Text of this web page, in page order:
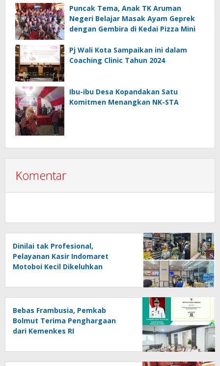
Puncak Tema, Anak TK Aruman
Negeri Belajar Masak Ayam Geprek
dengan Gembira di Kedai Pizza Mini
Pj Wali Kota Sampaikan ini dalam
Coaching Clinic Tahun 2024
Ibu-ibu Desa Kopandakan Satu
Komitmen Menangkan NK-STA
Komentar
Dinilai tak Profesional,
Pelayanan Kasir Indomaret
Motoboi Kecil Dikeluhkan
Bebas Frambusia, Pemkab
Bolmut Terima Penghargaan
dari Kemenkes RI